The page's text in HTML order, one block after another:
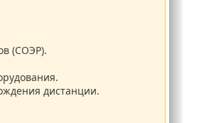
(СОЭР).
дистанции.